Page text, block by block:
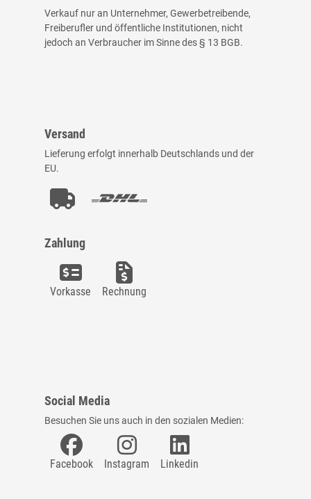
Verkauf nur an Unternehmer, Gewerbetreibende,
Freiberufler und öffentliche Institutionen, nicht
jedoch an Verbraucher im Sinne des § 13 BGB.
Versand
Lieferung erfolgt innerhalb Deutschlands und der
EU.
Zahlung
Vorkasse Rechnung
Social Media
Besuchen Sie uns auch in den sozialen Medien:
Facebook Instagram Linkedin